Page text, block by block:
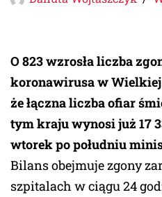
O 823 wzrosła liczba
koronawirusa w
że łączna liczba ofiar
tym kraju wynosi już 17
wtorek po południu
Bilans obejmuje zgony
szpitalach w ciągu 24